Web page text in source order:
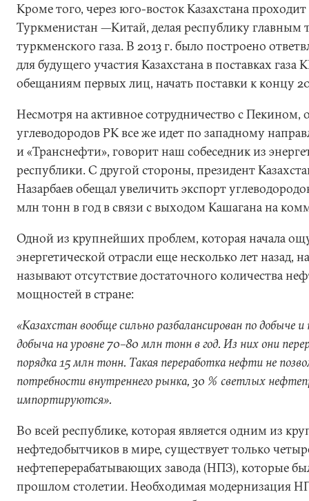
Кроме того, через юго-восток Казахстана
Туркменистан —Китай, делая республику главным
туркменского газа. В 2013 г. было построено
для будущего участия Казахстана в поставках
обещаниям первых лиц, начать поставки к концу
Несмотря на активное сотрудничество с Пекином,
углеводородов РК все же идет по западному
и «Транснефти», говорит наш собеседник из
республики. С другой стороны, президент
Назарбаев обещал увеличить экспорт
млн тонн в год в связи с выходом Кашагана на
Одной из крупнейших проблем, которая начала
энергетической отрасли еще несколько лет назад,
называют отсутствие достаточного количества
мощностей в стране:
«Казахстан вообще сильно разбалансирован по добыче
добыча на уровне 70–80 млн тонн в год. Из них они
порядка 15 млн тонн. Такая переработка нефти не
потребности внутреннего рынка, 30 % светлых
импортируются».
Во всей республике, которая является одним из
нефтедобытчиков в мире, существует только
нефтеперерабатывающих завода (НПЗ), которые
прошлом столетии. Необходимая модернизация